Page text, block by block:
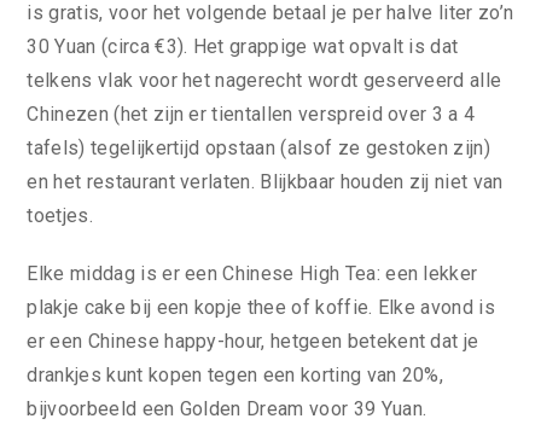
is gratis, voor het volgende betaal je per halve liter zo’n
30 Yuan (circa €3). Het grappige wat opvalt is dat
telkens vlak voor het nagerecht wordt geserveerd alle
Chinezen (het zijn er tientallen verspreid over 3 a 4
tafels) tegelijkertijd opstaan (alsof ze gestoken zijn)
en het restaurant verlaten. Blijkbaar houden zij niet van
toetjes.
Elke middag is er een Chinese High Tea: een lekker
plakje cake bij een kopje thee of koffie. Elke avond is
er een Chinese happy-hour, hetgeen betekent dat je
drankjes kunt kopen tegen een korting van 20%,
bijvoorbeeld een Golden Dream voor 39 Yuan.